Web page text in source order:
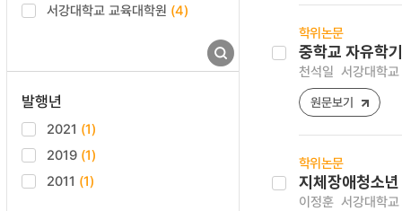
서강대학교 교육대학원 (4)
발행년
2021 (1)
2019 (1)
2011 (1)
학위논문
중학교 자유학
천석일 서강대학
원문보기
학위논문
지체장애청소
이정훈 서강대학